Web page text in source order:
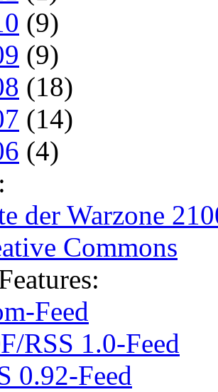
(9)
(9)
(18)
(14)
(4)
der Warzone
Commons
Feed
RSS 1.0-Feed
0.92-Feed